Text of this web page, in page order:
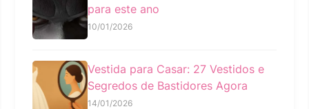
para este ano
10/01/2026
Vestida para Casar: 27 Vestidos e
Segredos de Bastidores Agora
14/01/2026